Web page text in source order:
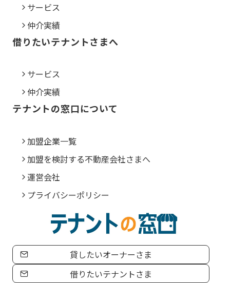
サービス
仲介実績
借りたいテナントさまへ
サービス
仲介実績
テナントの窓口について
加盟企業一覧
加盟を検討する不動産会社さまへ
運営会社
プライバシーポリシー
貸したいオーナーさま
借りたいテナントさま